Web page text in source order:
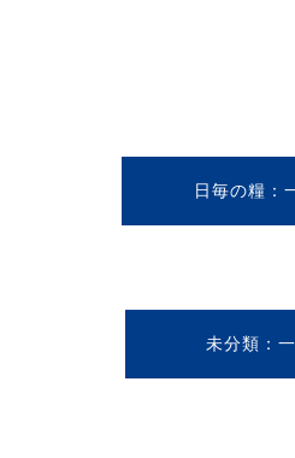
日毎の糧
未分類